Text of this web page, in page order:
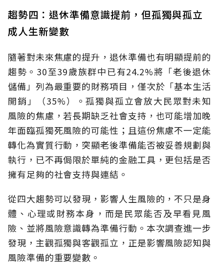
趨勢四：退休準備意識提前，但孤獨與孤立
成人生新變數
隨著對未來焦慮的提升，退休準備也有明顯提前的
趨勢。30至39歲族群中已有24.2%將「老後退休
儲備」列為最重要的財務項目，僅次於「基本生活
開銷」（35%）。孤獨與孤立會放大民眾對未知
風險的焦慮，若長期缺乏社會支持，也可能增加晚
年面臨孤獨死風險的可能性；且這份焦慮不一定能
轉化為實質行動，突顯老後準備能否被妥善規劃與
執行，已不再侷限於單純的金融工具，更包括是否
擁有足夠的社會支持與連結。
從四大趨勢可以發現，影響人生風險的，不只是身
體、心理或財務本身，而是民眾能否及早看見風
險、並將風險意識轉為準備行動。本次調查進一步
發現，主觀孤獨與客觀孤立，正是影響風險認知與
風險準備的重要變數。